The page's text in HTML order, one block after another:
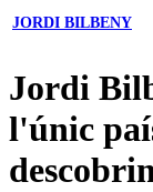
JORDI BILBENY
Jordi
l'únic